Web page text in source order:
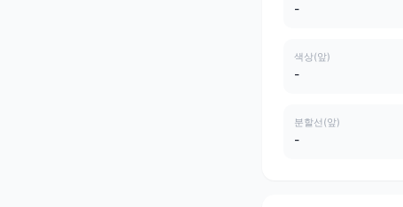
-
색상(앞)
-
분할선(앞)
-